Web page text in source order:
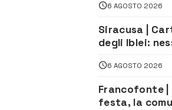
oltre 700 mila
imprenditore
6 AGOSTO 2026
Siracusa |
degli Iblei:
comunità e il
6 AGOSTO 2026
Francofonte
festa, la